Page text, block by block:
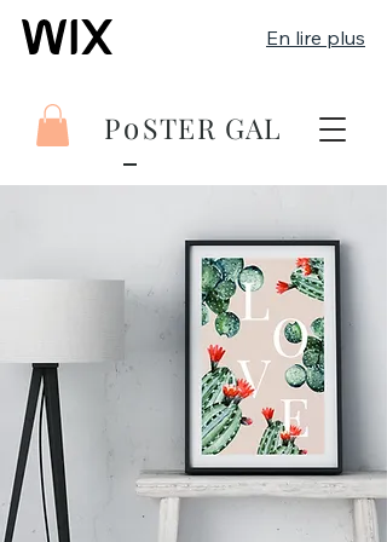
En lire plus